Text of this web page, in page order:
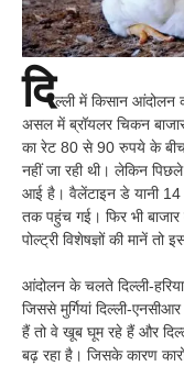
दिल्ली में किसान आंदोलन
असल में ब्रॉयलर चिकन
का रेट 80 से 90 रुपये के
नहीं जा रही थी। लेकिन
आई है। वैलेंटाइन डे यानी
तक पहुंच गई। फिर भी
पोल्ट्री विशेषज्ञों की मानें
आंदोलन के चलते दिल्ली-
जिससे मुर्गियां दिल्ली-
हैं तो वे खूब घूम रहे हैं और
बढ़ रहा है। जिसके कारण